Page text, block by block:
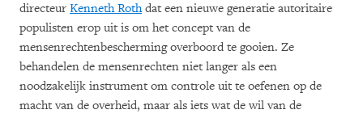
directeur Kenneth Rothdat een nieuwe generatie autoritaire
populisten erop uit is om het concept van de
mensenrechtenbescherming overboord te gooien. Ze
behandelen de mensenrechten niet langer als een
noodzakelijk instrument om controle uit te oefenen op de
macht van de overheid, maar als iets wat de wil van de